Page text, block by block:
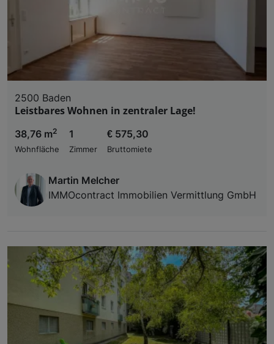
2500 Baden
Leistbares Wohnen in zentraler Lage!
38,76 m2
Wohnfläche
1
Zimmer
€ 575,30
Bruttomiete
Martin Melcher
IMMOcontract Immobilien Vermittlung GmbH